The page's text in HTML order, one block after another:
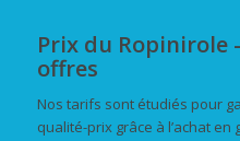
Prix du Ropinirole
offres
Nos tarifs sont étudiés pour
qualité-prix grâce à l’achat en